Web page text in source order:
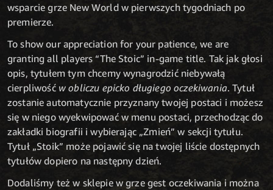
wsparcie grze New World w pierwszych tygodniach po
premierze.
To show our appreciation for your patience, we are
granting all players “The Stoic” in-game title. Tak jak głosi
opis, tytułem tym chcemy wynagrodzić niebywałą
cierpliwość w obliczu epicko długiego oczekiwania. Tytuł
zostanie automatycznie przyznany twojej postaci i możesz
się w niego wyekwipować w menu postaci, przechodząc do
zakładki biografii i wybierając „Zmień” w sekcji tytułu.
Tytuł „Stoik” może pojawić się na twojej liście dostępnych
tytułów dopiero na następny dzień.
Dodaliśmy też w sklepie w grze gest oczekiwania i można